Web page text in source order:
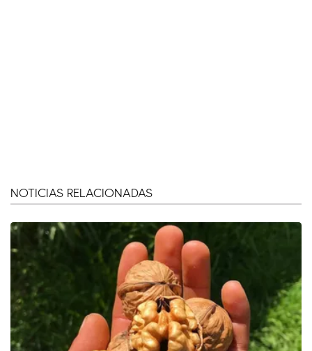
NOTICIAS RELACIONADAS